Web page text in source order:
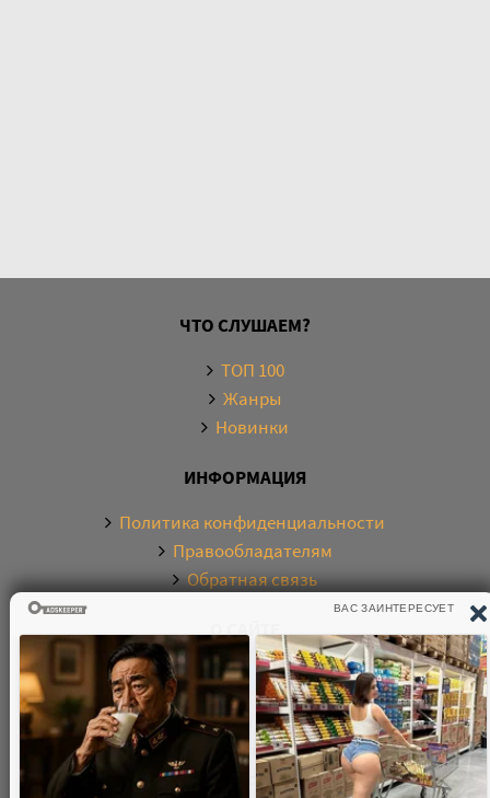
ЧТО СЛУШАЕМ?
ТОП 100
Жанры
Новинки
ИНФОРМАЦИЯ
Политика конфиденциальности
Правообладателям
Обратная связь
О САЙТЕ
Электронная библиотека аудиокниг. Более 20000
аудиокниг в хорошем качестве. Слушайте аудиокниги
бесплатно онлайн и без регистрации. По любым